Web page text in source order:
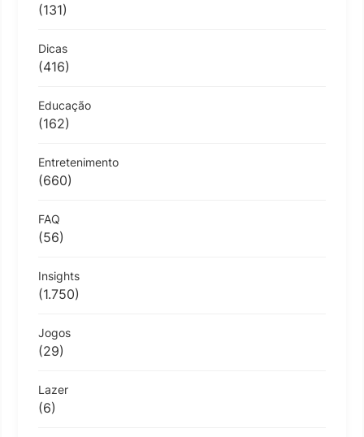
(131)
Dicas
(416)
Educação
(162)
Entretenimento
(660)
FAQ
(56)
Insights
(1.750)
Jogos
(29)
Lazer
(6)